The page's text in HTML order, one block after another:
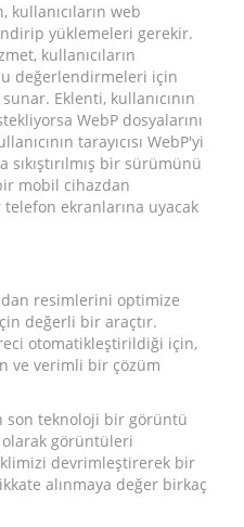
web
yüklemeleri gerekir.
kullanıcıların
değerlendirmeleri için
Eklenti, kullanıcının
WebP dosyalarını
tarayıcısı WebP'yi
bir sürümünü
mobil cihazdan
ekranlarına uyacak
resimlerini optimize
değerli bir araçtır.
otomatikleştirildiği için,
ve verimli bir çözüm
son teknoloji bir görüntü
olarak görüntüleri
devrimleştirerek bir
alınmaya değer birkaç